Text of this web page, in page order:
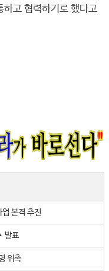
하고 협력하기로 했다고
본격 추진
발표
위촉